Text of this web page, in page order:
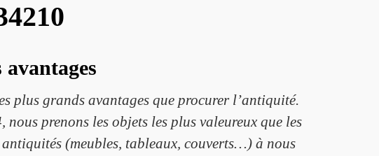
plus grands avantages que procurer l’antiquité.
prenons les objets les plus valeureux que les
(meubles, tableaux, couverts…) à nous